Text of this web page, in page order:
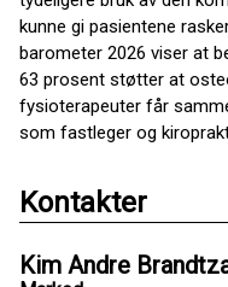
kunne gi pasientene
barometer 2026 viser at
63 prosent støtter at
fysioterapeuter får
som fastleger og
Kontakter
Kim Andre